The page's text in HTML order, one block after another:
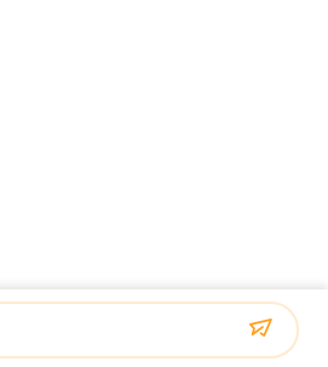
मल्टीहेड वजनी आपूर्तिकर्ता. कॉपीराइट © 2020-2026
EQUIPMENT CO., LTD . सर्वाधिकार